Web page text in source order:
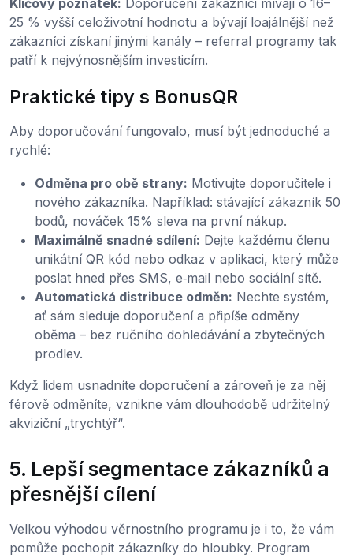
Klíčový poznatek: Doporučení zákazníci mívají o 16–
25 % vyšší celoživotní hodnotu a bývají loajálnější než
zákazníci získaní jinými kanály – referral programy tak
patří k nejvýnosnějším investicím.
Praktické tipy s BonusQR
Aby doporučování fungovalo, musí být jednoduché a
rychlé:
Odměna pro obě strany: Motivujte doporučitele i
nového zákazníka. Například: stávající zákazník 50
bodů, nováček 15% sleva na první nákup.
Maximálně snadné sdílení: Dejte každému členu
unikátní QR kód nebo odkaz v aplikaci, který může
poslat hned přes SMS, e‑mail nebo sociální sítě.
Automatická distribuce odměn: Nechte systém,
ať sám sleduje doporučení a připíše odměny
oběma – bez ručního dohledávání a zbytečných
prodlev.
Když lidem usnadníte doporučení a zároveň je za něj
férově odměníte, vznikne vám dlouhodobě udržitelný
akviziční „trychtýř“.
5. Lepší segmentace zákazníků a
přesnější cílení
Velkou výhodou věrnostního programu je i to, že vám
pomůže pochopit zákazníky do hloubky. Program